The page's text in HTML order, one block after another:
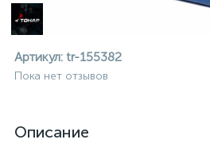
Артикул: tr-155382
Пока нет отзывов
Описание